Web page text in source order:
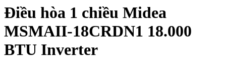
Điều hòa 1 chiều Midea
MSMAII-18CRDN1 18.000
BTU Inverter